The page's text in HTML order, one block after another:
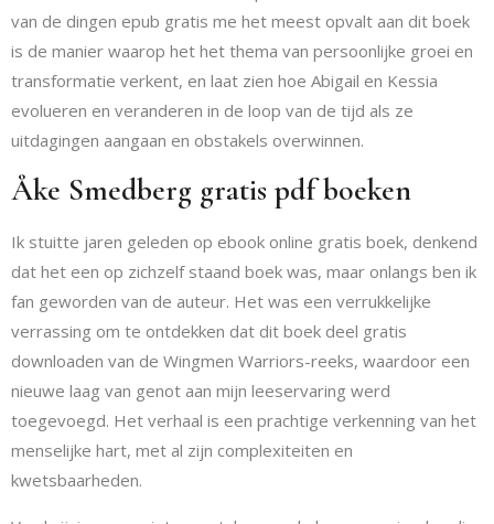
van de dingen epub gratis me het meest opvalt aan dit boek
is de manier waarop het het thema van persoonlijke groei en
transformatie verkent, en laat zien hoe Abigail en Kessia
evolueren en veranderen in de loop van de tijd als ze
uitdagingen aangaan en obstakels overwinnen.
Åke Smedberg gratis pdf boeken
Ik stuitte jaren geleden op ebook online gratis boek, denkend
dat het een op zichzelf staand boek was, maar onlangs ben ik
fan geworden van de auteur. Het was een verrukkelijke
verrassing om te ontdekken dat dit boek deel gratis
downloaden van de Wingmen Warriors-reeks, waardoor een
nieuwe laag van genot aan mijn leeservaring werd
toegevoegd. Het verhaal is een prachtige verkenning van het
menselijke hart, met al zijn complexiteiten en
kwetsbaarheden.